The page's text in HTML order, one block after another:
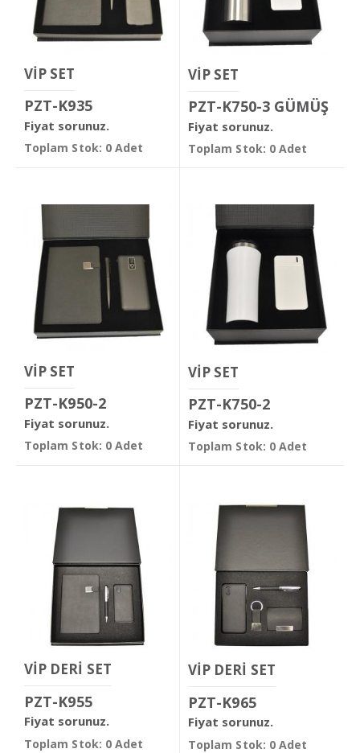
VİP SET
PZT-K935
Fiyat sorunuz.
Toplam Stok: 0 Adet
VİP SET
PZT-K750-3 GÜMÜŞ
Fiyat sorunuz.
Toplam Stok: 0 Adet
VİP SET
PZT-K950-2
Fiyat sorunuz.
Toplam Stok: 0 Adet
VİP SET
PZT-K750-2
Fiyat sorunuz.
Toplam Stok: 0 Adet
VİP DERİ SET
PZT-K955
Fiyat sorunuz.
Toplam Stok: 0 Adet
VİP DERİ SET
PZT-K965
Fiyat sorunuz.
Toplam Stok: 0 Adet